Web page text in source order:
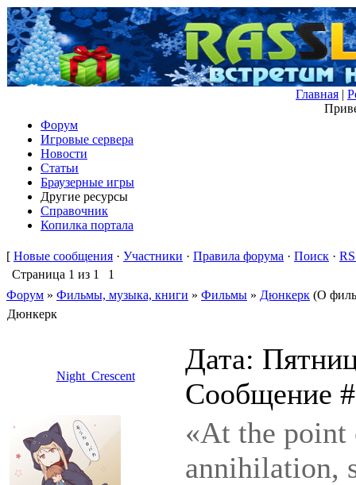
Главная |
Форум
Игровые сервера
Новости
Статьи
Браузерные игры
Другие ресурсы
Справочник
Копилка портала
[ Новые сообщения · Участники · Правила форума · Поиск ·
Страница 1 из 1
1
Форум » Фильмы, музыка, книги » Фильмы » Дюнкерк (О
Дюнкерк
Night_Crescent
Дата:
Сообщение
«At the
annihilation,